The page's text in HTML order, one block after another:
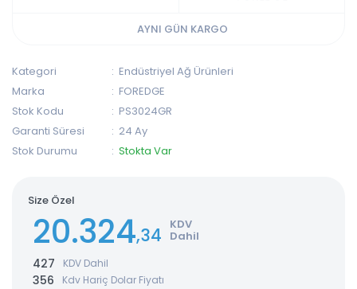
AYNI GÜN KARGO
Kategori
Endüstriyel Ağ Ürünleri
Marka
FOREDGE
Stok Kodu
PS3024GR
Garanti Süresi
24 Ay
Stok Durumu
Stokta Var
Size Özel
20.324,34 KDV
Dahil
427 KDV Dahil
356 Kdv Hariç Dolar Fiyatı